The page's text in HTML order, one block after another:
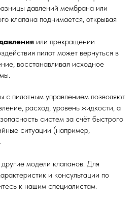
давлений мембрана или
клапана поднимается, открывая
или прекращении
пилот может вернуться в
восстанавливая исходное
с пилотным управлением позволяют
расход, уровень жидкости, а
систем за счёт быстрого
ситуации (например,
модели клапанов. Для
и консультации по
к нашим специалистам.